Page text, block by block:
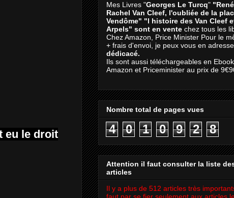
eu le droit
Mes Livres "Georges Le Turcq"
Rachel Van Cleef, l'oubliée de la
Vendôme" "l histoire des Van Cleef
Arpels" sont en vente chez tous les
Chez Amazon, Price Minister Pour le
+ frais d'envoi, je peux vous en
dédicacé.
Ils sont aussi téléchargeables en
Amazon et Priceminister au prix de
Nombre total de pages vues
4 0 1 0 9 2 8
Attention il faut consulter la liste
articles
Il y a plus de 512 articles très